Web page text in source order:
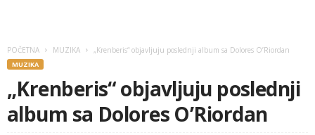
POČETNA MUZIKA „Krenberis“ objavljuju poslednji album sa Dolores O’Riordan
MUZIKA
„Krenberis“ objavljuju poslednji
album sa Dolores O’Riordan